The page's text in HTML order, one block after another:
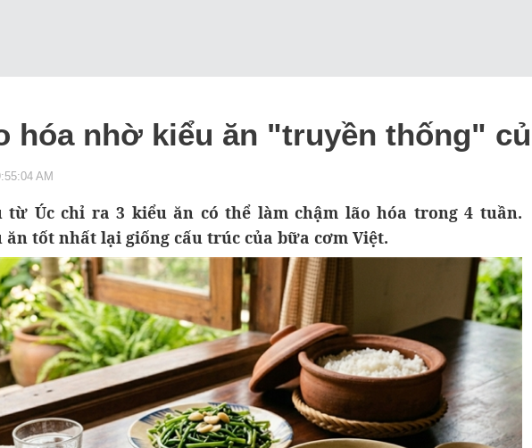
hóa nhờ kiểu ăn "truyền thống"
AM
từ Úc chỉ ra 3 kiểu ăn có thể làm chậm lão hóa trong 4 tuần.
ăn tốt nhất lại giống cấu trúc của bữa cơm Việt.